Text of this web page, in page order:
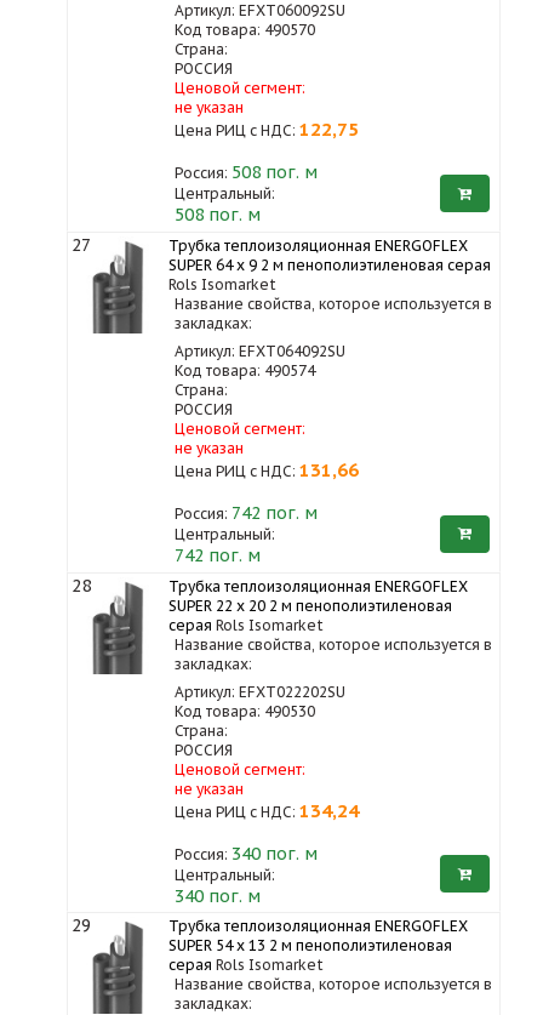
Артикул: EFXT060092SU
Код товара: 490570
Страна:
РОССИЯ
Ценовой сегмент:
не указан
Цена РИЦ с НДС: 122,75
Россия: 508 пог. м
Центральный:
508 пог. м
27
Трубка теплоизоляционная ENERGOFLEX
SUPER 64 x 9 2 м пенополиэтиленовая серая
Rols Isomarket
Название свойства, которое используется в
закладках:
Артикул: EFXT064092SU
Код товара: 490574
Страна:
РОССИЯ
Ценовой сегмент:
не указан
Цена РИЦ с НДС: 131,66
Россия: 742 пог. м
Центральный:
742 пог. м
28
Трубка теплоизоляционная ENERGOFLEX
SUPER 22 x 20 2 м пенополиэтиленовая
серая Rols Isomarket
Название свойства, которое используется в
закладках:
Артикул: EFXT022202SU
Код товара: 490530
Страна:
РОССИЯ
Ценовой сегмент:
не указан
Цена РИЦ с НДС: 134,24
Россия: 340 пог. м
Центральный:
340 пог. м
29
Трубка теплоизоляционная ENERGOFLEX
SUPER 54 x 13 2 м пенополиэтиленовая
серая Rols Isomarket
Название свойства, которое используется в
закладках: